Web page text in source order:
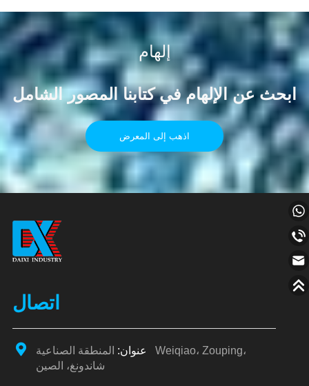
إلهام
ابحث عن الإلهام في كتابنا المصور الشامل
اذهب إلى المعرض
اتصال
عنوان: المنطقة الصناعية Weiqiao، Zouping،
شاندونغ، الصين